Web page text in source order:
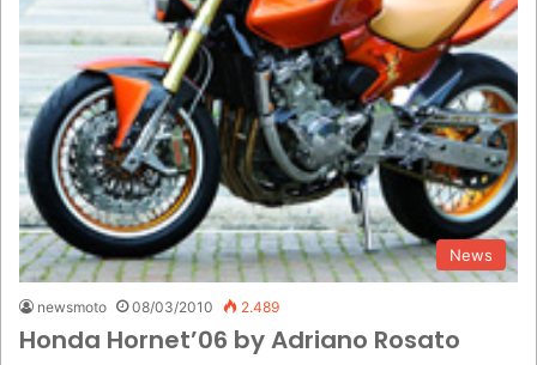
News
newsmoto 08/03/2010 2.489
Honda Hornet’06 by Adriano Rosato